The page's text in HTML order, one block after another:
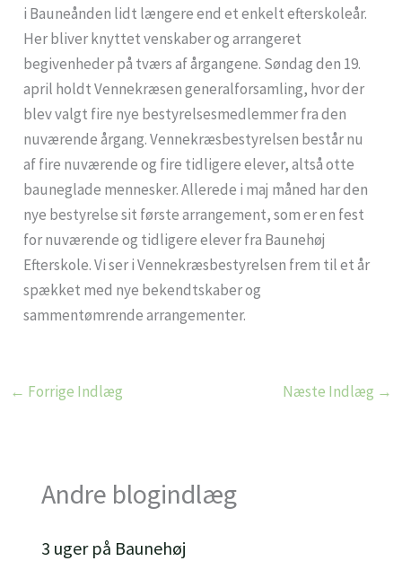
i Bauneånden lidt længere end et enkelt efterskoleår.
Her bliver knyttet venskaber og arrangeret
begivenheder på tværs af årgangene. Søndagden 19.
april holdt Vennekræsen generalforsamling, hvor der
blev valgt fire nye bestyrelsesmedlemmer fra den
nuværende årgang. Vennekræsbestyrelsen består nu
af fire nuværende og fire tidligere elever, altså otte
bauneglade mennesker. Allerede i maj måned har den
nye bestyrelse sit første arrangement, som er en fest
for nuværende og tidligere elever fra Baunehøj
Efterskole. Vi ser i Vennekræsbestyrelsen frem til et år
spækket med nye bekendtskaber og
sammentømrende arrangementer.
← Forrige Indlæg Næste Indlæg →
Andre blogindlæg
3 uger på Baunehøj